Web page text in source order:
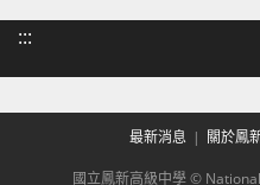
:::
最新消息 關於鳳
國立鳳新高級中學 ©